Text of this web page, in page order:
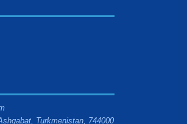
Turkmenistan, 744000